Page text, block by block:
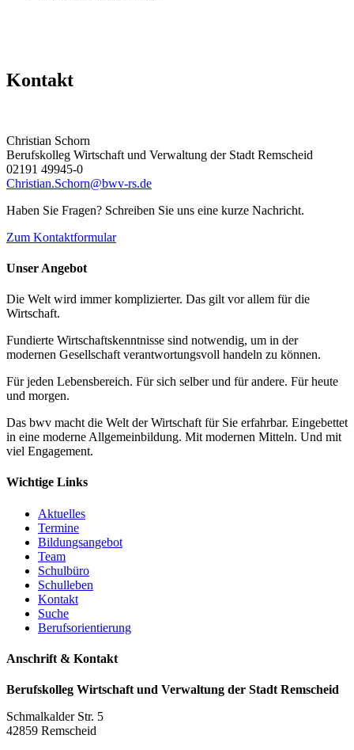
Kontakt
Christian Schorn
Berufskolleg Wirtschaft und Verwaltung der Stadt Remscheid
02191 49945-0
Christian.Schorn@bwv-rs.de
Haben Sie Fragen? Schreiben Sie uns eine kurze Nachricht.
Zum Kontaktformular
Unser Angebot
Die Welt wird immer komplizierter. Das gilt vor allem für die
Wirtschaft.
Fundierte Wirtschaftskenntnisse sind notwendig, um in der
modernen Gesellschaft verantwortungsvoll handeln zu können.
Für jeden Lebensbereich. Für sich selber und für andere. Für heute
und morgen.
Das bwv macht die Welt der Wirtschaft für Sie erfahrbar. Eingebettet
in eine moderne Allgemeinbildung. Mit modernen Mitteln. Und mit
viel Engagement.
Wichtige Links
Aktuelles
Termine
Bildungsangebot
Team
Schulbüro
Schulleben
Kontakt
Suche
Berufsorientierung
Anschrift & Kontakt
Berufskolleg Wirtschaft und Verwaltung der Stadt Remscheid
Schmalkalder Str. 5
42859 Remscheid